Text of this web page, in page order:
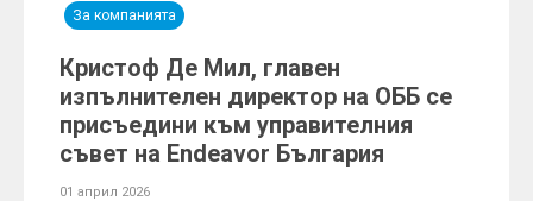
За компанията
Кристоф Де Мил, главен
изпълнителен директор на ОББ се
присъедини към управителния
съвет на Endeavor България
01 април 2026